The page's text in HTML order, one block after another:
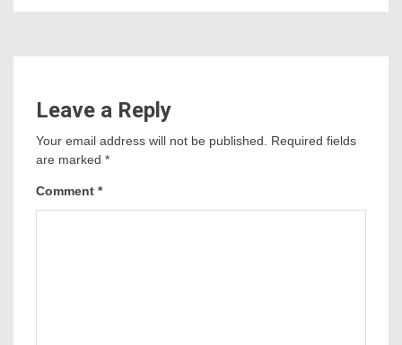
Leave a Reply
Your email address will not be published. Required fields
are marked *
Comment *